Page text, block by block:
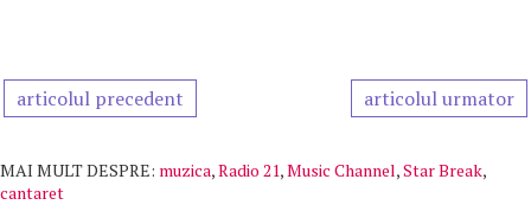
articolul precedent articolul urmator
MAI MULT DESPRE: muzica,Radio 21,Music Channel,Star Break,
cantaret